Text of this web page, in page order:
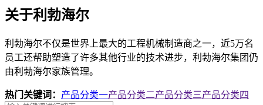
关于利勃海尔
利勃海尔不仅是世界上最大的工程机械制造商之一，近5万名
员工还帮助塑造了许多其他行业的技术进步，利勃海尔集团仍
由利勃海尔家族管理。
热门关键词： 产品分类一产品分类二产品分类三产品分类四